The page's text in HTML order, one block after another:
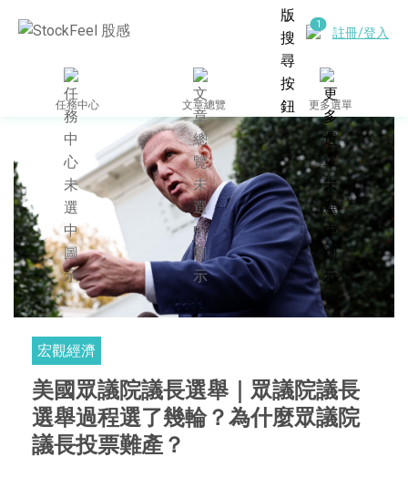
註冊/登入
任務中心 文章總覽 更多選單
宏觀經濟
美國眾議院議長選舉｜眾議院議長
選舉過程選了幾輪？為什麼眾議院
議長投票難產？